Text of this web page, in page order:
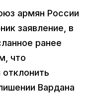
армян России
заявление, в
ранее
что
Вардана